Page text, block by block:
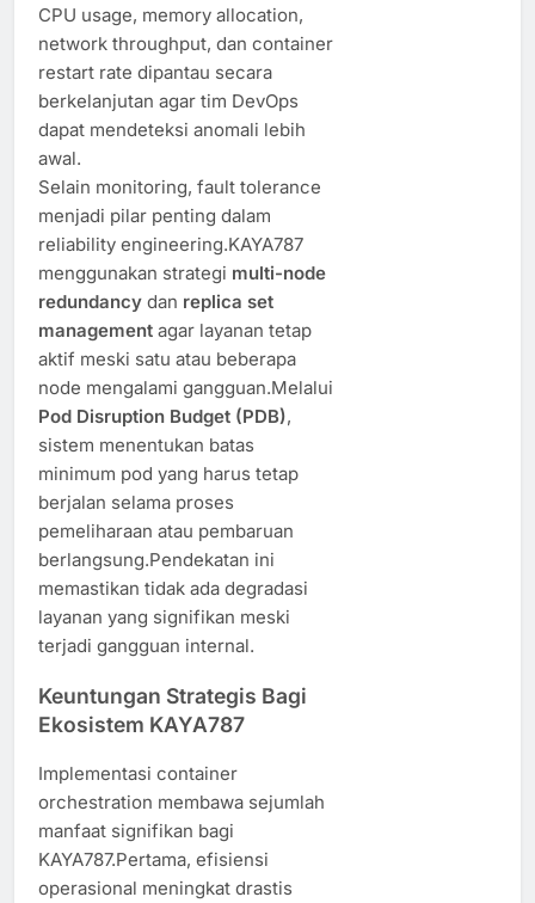
CPU usage, memory allocation,
network throughput, dan container
restart rate dipantau secara
berkelanjutan agar tim DevOps
dapat mendeteksi anomali lebih
awal.
Selain monitoring, fault tolerance
menjadi pilar penting dalam
reliability engineering.KAYA787
menggunakan strategi multi-node
redundancy dan replica set
management agar layanan tetap
aktif meski satu atau beberapa
node mengalami gangguan.Melalui
Pod Disruption Budget (PDB),
sistem menentukan batas
minimum pod yang harus tetap
berjalan selama proses
pemeliharaan atau pembaruan
berlangsung.Pendekatan ini
memastikan tidak ada degradasi
layanan yang signifikan meski
terjadi gangguan internal.
Keuntungan Strategis Bagi
Ekosistem KAYA787
Implementasi container
orchestration membawa sejumlah
manfaat signifikan bagi
KAYA787.Pertama, efisiensi
operasional meningkat drastis